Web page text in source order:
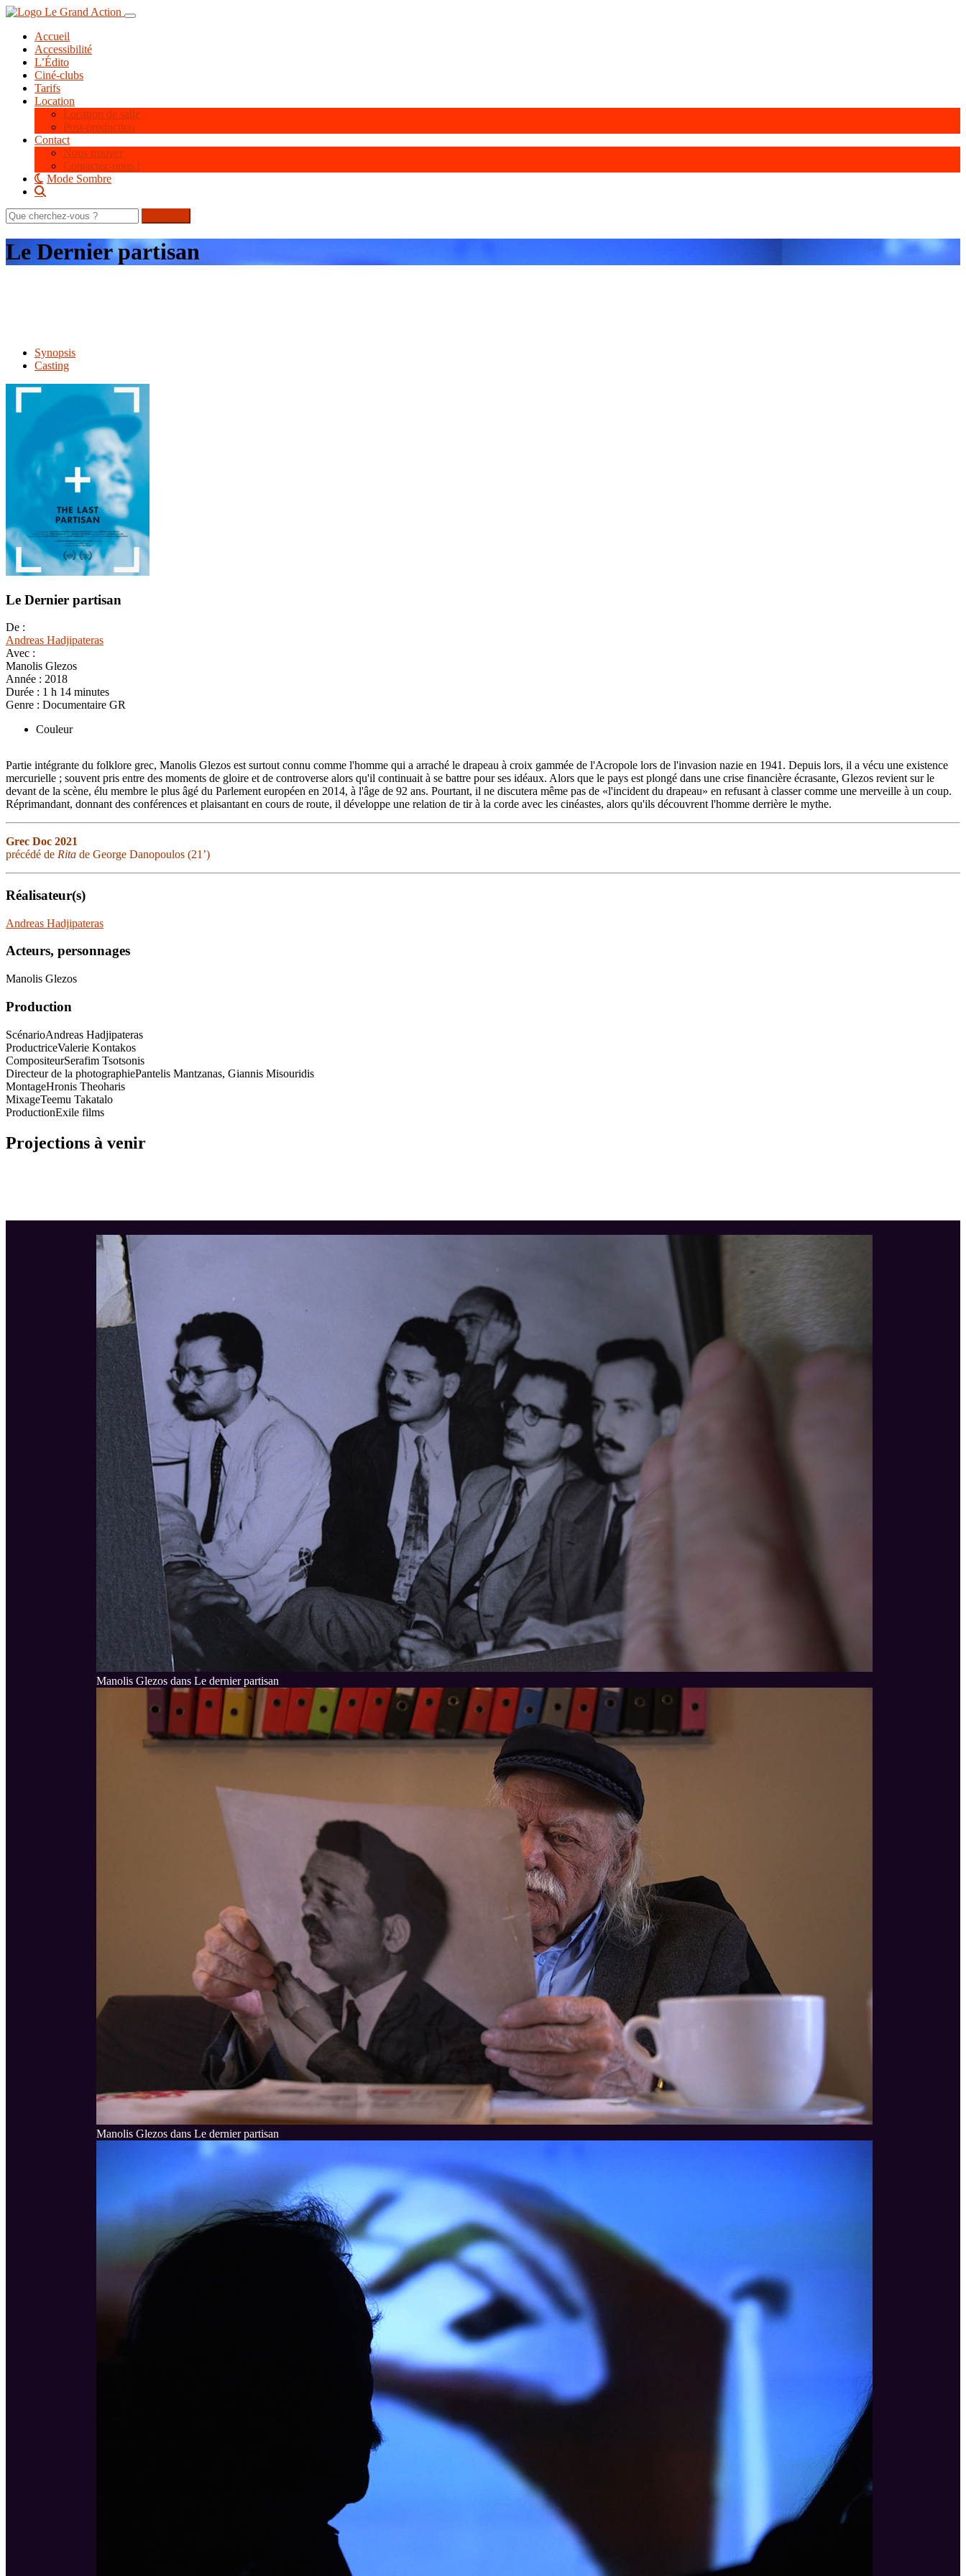
Aller
contenu
principal
Toggle navigation
Accueil
Accessibilité
L’Édito
Ciné-clubs
Tarifs
Location
Location de salle
Post-production
Contact
Nous trouver
Contactez-nous !
Mode Sombre
Rechercher
sur
le
site
Le Dernier partisan
Synopsis
Casting
Le Dernier partisan
De :
Andreas Hadjipateras
Avec :
Manolis Glezos
Année : 2018
Durée : 1 h 14 minutes
Genre : Documentaire GR
Couleur
Partie intégrante du folklore grec, Manolis Glezos est surtout connu comme l'homme qui a arraché le drapeau à croix gammée de l'Acropole lors de l'invasion nazie en 1941. Depuis lors, il a vécu une existence
mercurielle ; souvent pris entre des moments de gloire et de controverse alors qu'il continuait à se battre pour ses idéaux. Alors que le pays est plongé dans une crise financière écrasante, Glezos revient sur le
devant de la scène, élu membre le plus âgé du Parlement européen en 2014, à l'âge de 92 ans. Pourtant, il ne discutera même pas de «l'incident du drapeau» en refusant à classer comme une merveille à un coup.
Réprimandant, donnant des conférences et plaisantant en cours de route, il développe une relation de tir à la corde avec les cinéastes, alors qu'ils découvrent l'homme derrière le mythe.
Grec Doc 2021
précédé de Rita de George Danopoulos (21’)
Réalisateur(s)
Andreas Hadjipateras
Acteurs, personnages
Manolis Glezos
Production
ScénarioAndreas Hadjipateras
ProductriceValerie Kontakos
CompositeurSerafim Tsotsonis
Directeur de la photographiePantelis Mantzanas, Giannis Misouridis
MontageHronis Theoharis
MixageTeemu Takatalo
ProductionExile films
Projections à venir
Manolis Glezos dans Le dernier partisan
Manolis Glezos dans Le dernier partisan